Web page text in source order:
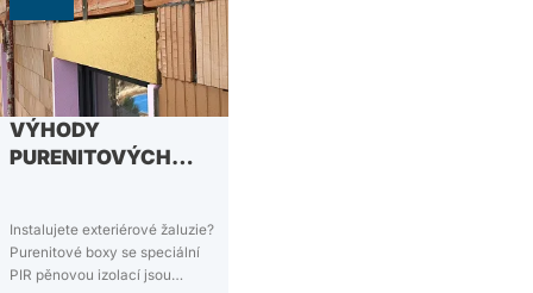
VÝHODY
PURENITOVÝCH
Instalujete exteriérové žaluzie?
Purenitové boxy se speciální
PIR pěnovou izolací jsou